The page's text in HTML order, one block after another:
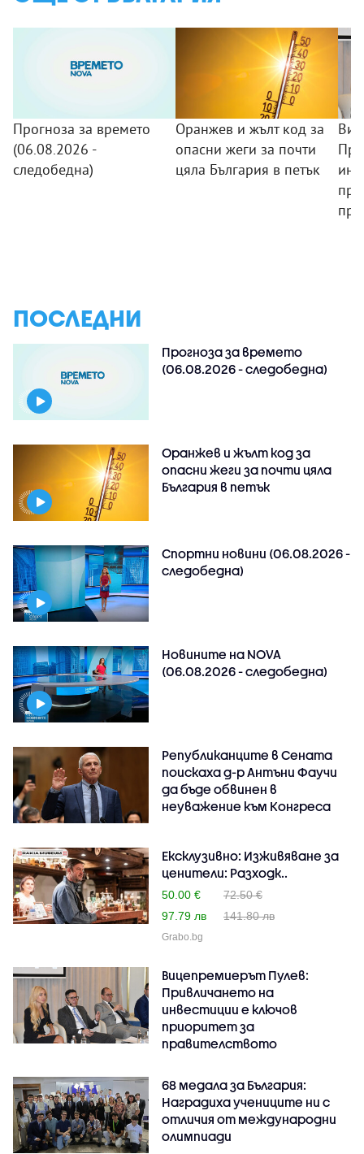
Прогноза за времето
(06.08.2026 -
следобедна)
Оранжев и жълт код за
опасни жеги за почти
цяла България в петък
ПОСЛЕДНИ
Прогноза за времето
(06.08.2026 - следобедна)
Оранжев и жълт код за
опасни жеги за почти цяла
България в петък
Спортни новини (06.08.2026 -
следобедна)
Новините на NOVA
(06.08.2026 - следобедна)
Републиканците в Сената
поискаха д-р Антъни Фаучи
да бъде обвинен в
неуважение към Конгреса
Ексклузивно: Изживяване за
ценители: Разходк..
50.00 €
72.50 €
97.79 лв
141.80 лв
Grabo.bg
Вицепремиерът Пулев:
Привличането на
инвестиции е ключов
приоритет за
правителството
68 медала за България:
Наградиха учениците ни с
отличия от международни
олимпиади